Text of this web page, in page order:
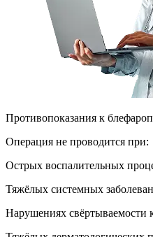
Противопоказания к
Операция не проводится при:
Острых воспалительных
Тяжёлых системных
Нарушениях свёртываемости